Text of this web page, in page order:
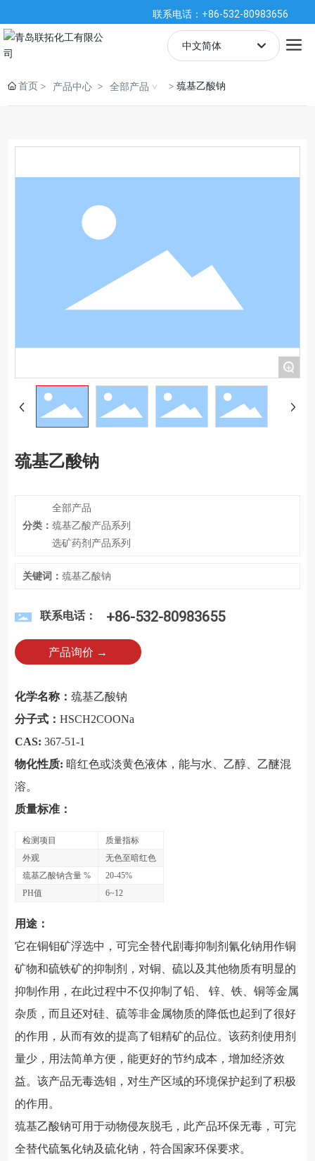
联系电话：+86-532-80983656
中文简体
中文简体
首页 产品中心 全部产品 巯基乙酸钠
+
巯基乙酸钠
分类：
全部产品
巯基乙酸产品系列
选矿药剂产品系列
关键词：巯基乙酸钠
联系电话： +86-532-80983655
产品询价 →
化学名称：巯基乙酸钠
分子式：HSCH2COONa
CAS: 367-51-1
物化性质: 暗红色或淡黄色液体，能与水、乙醇、乙醚混
溶。
质量标准：
检测项目
质量指标
外观
无色至暗红色
巯基乙酸钠含量 %
20-45%
PH值
6~12
用途：
它在铜钼矿浮选中，可完全替代剧毒抑制剂氰化钠用作铜
矿物和硫铁矿的抑制剂，对铜、硫以及其他物质有明显的
抑制作用，在此过程中不仅抑制了铅、 锌、铁、铜等金属
杂质，而且还对硅、硫等非金属物质的降低也起到了很好
的作用，从而有效的提高了钼精矿的品位。该药剂使用剂
量少，用法简单方便，能更好的节约成本，增加经济效
益。该产品无毒选钼，对生产区域的环境保护起到了积极
的作用。
巯基乙酸钠可用于动物侵灰脱毛，此产品环保无毒，可完
全替代硫氢化钠及硫化钠，符合国家环保要求。